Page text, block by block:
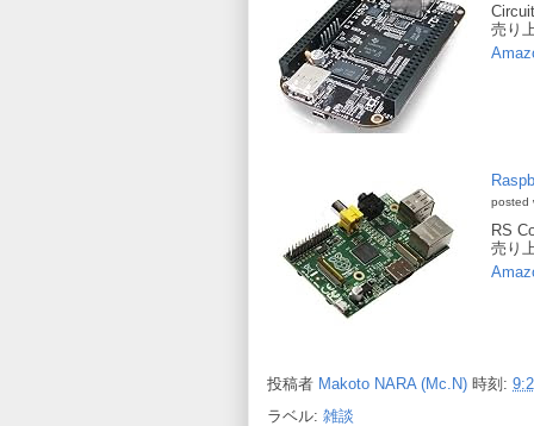
売り
posted
RS
売り
投稿者 Makoto NARA (Mc.N) 時刻:
ラベル: 雑談